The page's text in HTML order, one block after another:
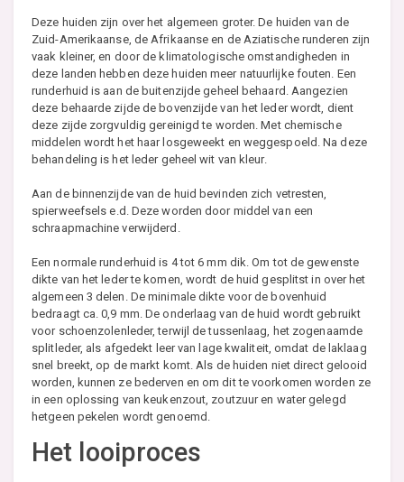
Deze huiden zijn over het algemeen groter. De huiden van de
Zuid-Amerikaanse, de Afrikaanse en de Aziatische runderen zijn
vaak kleiner, en door de klimatologische omstandigheden in
deze landen hebben deze huiden meer natuurlijke fouten. Een
runderhuid is aan de buitenzijde geheel behaard. Aangezien
deze behaarde zijde de bovenzijde van het leder wordt, dient
deze zijde zorgvuldig gereinigd te worden. Met chemische
middelen wordt het haar losgeweekt en weggespoeld. Na deze
behandeling is het leder geheel wit van kleur.
Aan de binnenzijde van de huid bevinden zich vetresten,
spierweefsels e.d. Deze worden door middel van een
schraapmachine verwijderd.
Een normale runderhuid is 4 tot 6 mm dik. Om tot de gewenste
dikte van het leder te komen, wordt de huid gesplitst in over het
algemeen 3 delen. De minimale dikte voor de bovenhuid
bedraagt ca. 0,9 mm. De onderlaag van de huid wordt gebruikt
voor schoenzolenleder, terwijl de tussenlaag, het zogenaamde
splitleder, als afgedekt leer van lage kwaliteit, omdat de laklaag
snel breekt, op de markt komt. Als de huiden niet direct gelooid
worden, kunnen ze bederven en om dit te voorkomen worden ze
in een oplossing van keukenzout, zoutzuur en water gelegd
hetgeen pekelen wordt genoemd.
Het looiproces